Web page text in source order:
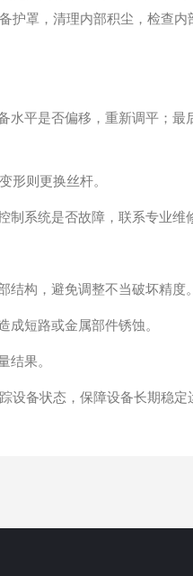
罩，清理内部积尘，检查内
水平是否偏移，重新调平；最
形则更换丝杆。
系统是否故障，联系专业维
构，避免调整不当破坏精度。
短路或金属部件锈蚀。
结果。
备状态，保障设备长期稳定